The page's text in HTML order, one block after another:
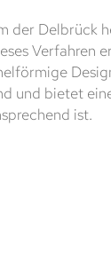
der Delbrück
Verfahren
und bietet
ist.